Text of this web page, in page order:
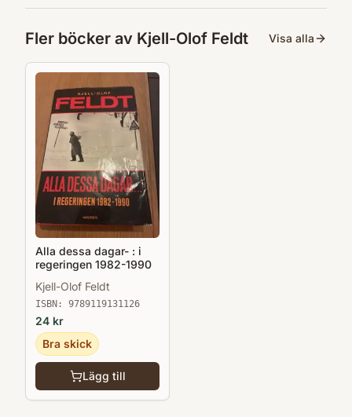
Fler böcker av Kjell-Olof Feldt Visa alla
Alla dessa dagar- : i
regeringen 1982-1990
Kjell-Olof Feldt
ISBN: 9789119131126
24 kr
Bra skick
Lägg till